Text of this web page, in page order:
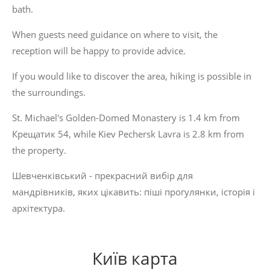
bath.
When guests need guidance on where to visit, the
reception will be happy to provide advice.
If you would like to discover the area, hiking is possible in
the surroundings.
St. Michael's Golden-Domed Monastery is 1.4 km from
Крещатик 54, while Kiev Pechersk Lavra is 2.8 km from
the property.
Шевченківський - прекрасний вибір для
мандрівників, яких цікавить: піші прогулянки, історія і
архітектура.
Київ карта